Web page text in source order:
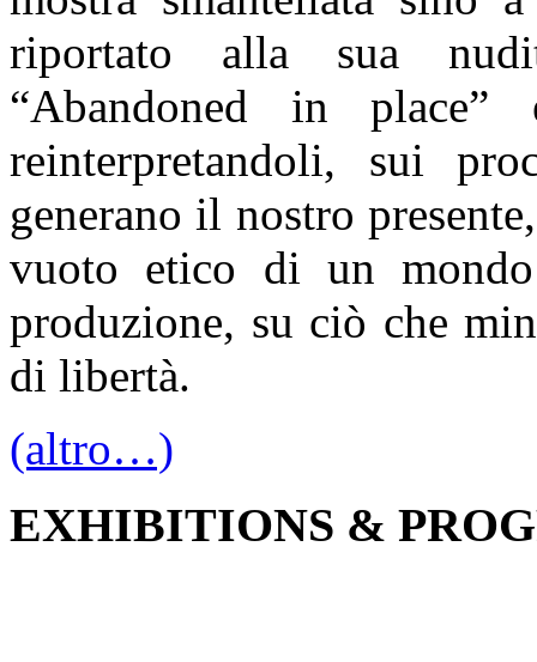
riportato alla sua
“Abandoned in place”
reinterpretandoli, sui
generano il nostro
vuoto etico di un
produzione, su ciò che
di libertà.
(altro…)
EXHIBITIONS &